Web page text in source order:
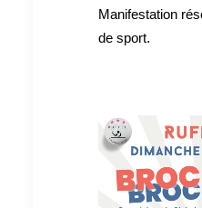
Manifestation
de sport.